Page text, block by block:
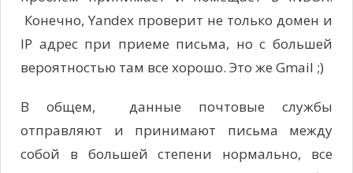
Конечно, Yandex проверит не только домен и
IP адрес при приеме письма, но с большей
вероятностью там все хорошо. Это же Gmail ;)
В общем, данные почтовые службы
отправляют и принимают письма между
собой в большей степени нормально, все